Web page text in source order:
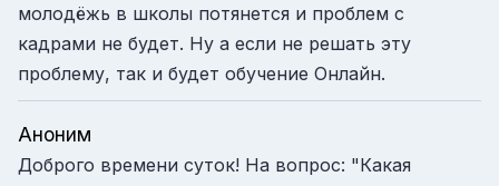
молодёжь в школы потянется и проблем с
кадрами не будет. Ну а если не решать эту
проблему, так и будет обучение Онлайн.
Аноним
Доброго времени суток! На вопрос: "Какая